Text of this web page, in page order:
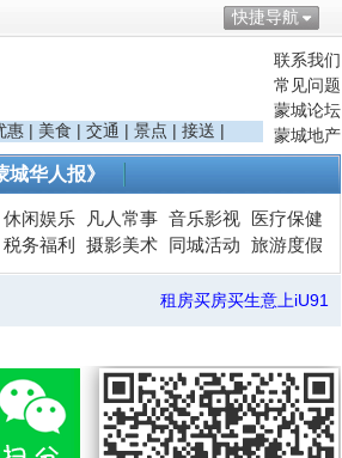
快捷导航
联系我们
常见问题
蒙城论坛
蒙城地产
惠 | 美食 | 交通 | 景点 | 接送 |
城华人报》
休闲娱乐 凡人常事 音乐影视
医疗保健
税务福利 摄影美术 同城活动 旅游度假
租房买房买生意上iU91